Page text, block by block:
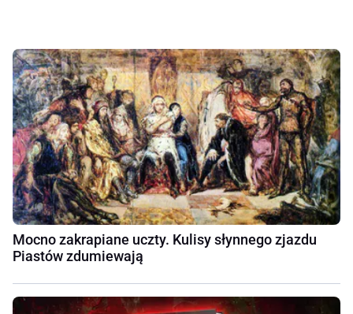
Mocno zakrapiane uczty. Kulisy słynnego zjazdu
Piastów zdumiewają